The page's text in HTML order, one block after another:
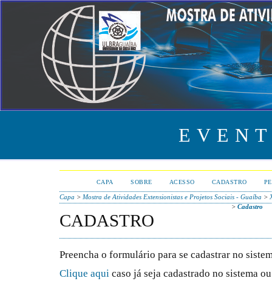
CAPA SOBRE ACESSO CADASTRO
Capa > Mostra de Atividades Extensionistas e Projetos Sociais - Guaíba >
> Cadastro
CADASTRO
Preencha o formulário para se cadastrar no
Clique aqui caso já seja cadastrado no sistema